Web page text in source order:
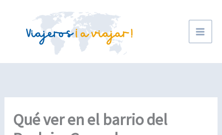
contenido
Qué ver en el barrio del